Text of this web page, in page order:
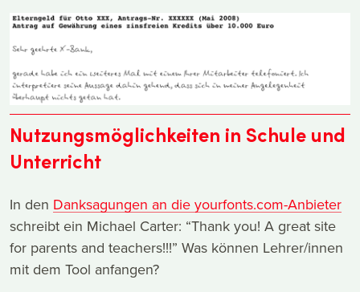
Nutzungsmöglichkeiten in Schule und
Unterricht
In den Danksagungen an die yourfonts.com-Anbieter
schreibt ein Michael Carter: “Thank you! A great site
for parents and teachers!!!” Was können Lehrer/innen
mit dem Tool anfangen?